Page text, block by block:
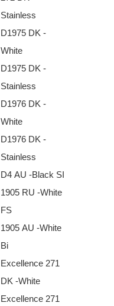
Stainless
D1975 DK -
White
D1975 DK -
Stainless
D1976 DK -
White
D1976 DK -
Stainless
D4 AU -Black SI
1905 RU -White
FS
1905 AU -White
Bi
Excellence 271
DK -White
Excellence 271